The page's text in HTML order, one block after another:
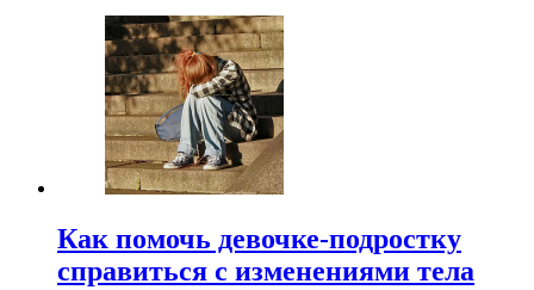
Как помочь девочке-подростку
справиться с изменениями тела